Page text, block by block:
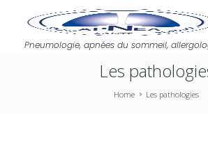
Pneumologie, apnées du sommeil,
Les
Home Les pathologies